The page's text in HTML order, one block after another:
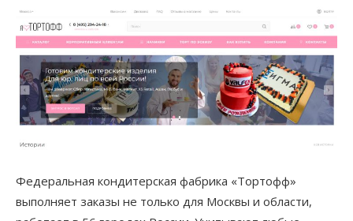
Федеральная кондитерская фабрика «Тортофф»
выполняет заказы не только для Москвы и области,